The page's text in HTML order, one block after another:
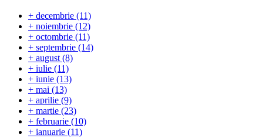
+ decembrie (11)
+ noiembrie (12)
+ octombrie (11)
+ septembrie (14)
+ august (8)
+ iulie (11)
+ iunie (13)
+ mai (13)
+ aprilie (9)
+ martie (23)
+ februarie (10)
+ ianuarie (11)